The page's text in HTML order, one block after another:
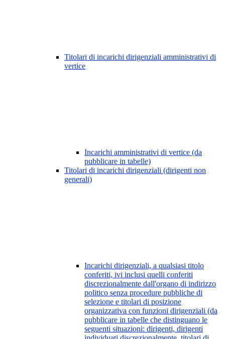
Titolari di incarichi dirigenziali amministrativi di
vertice
Incarichi amministrativi di vertice (da
pubblicare in tabelle)
Titolari di incarichi dirigenziali (dirigenti non
generali)
Incarichi dirigenziali, a qualsiasi titolo
conferiti, ivi inclusi quelli conferiti
discrezionalmente dall'organo di indirizzo
politico senza procedure pubbliche di
selezione e titolari di posizione
organizzativa con funzioni dirigenziali (da
pubblicare in tabelle che distinguano le
seguenti situazioni: dirigenti, dirigenti